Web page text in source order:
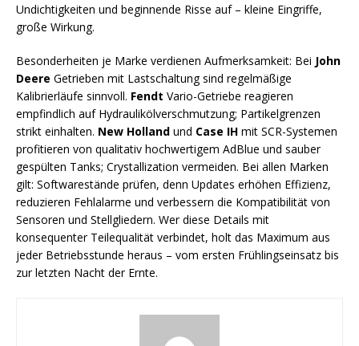
Undichtigkeiten und beginnende Risse auf – kleine Eingriffe,
große Wirkung.
Besonderheiten je Marke verdienen Aufmerksamkeit: Bei John
Deere Getrieben mit Lastschaltung sind regelmäßige
Kalibrierläufe sinnvoll. Fendt Vario-Getriebe reagieren
empfindlich auf Hydraulikölverschmutzung; Partikelgrenzen
strikt einhalten. New Holland und Case IH mit SCR-Systemen
profitieren von qualitativ hochwertigem AdBlue und sauber
gespülten Tanks; Crystallization vermeiden. Bei allen Marken
gilt: Softwarestände prüfen, denn Updates erhöhen Effizienz,
reduzieren Fehlalarme und verbessern die Kompatibilität von
Sensoren und Stellgliedern. Wer diese Details mit
konsequenter Teilequalität verbindet, holt das Maximum aus
jeder Betriebsstunde heraus – vom ersten Frühlingseinsatz bis
zur letzten Nacht der Ernte.